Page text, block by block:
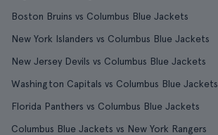
Boston Bruins vs Columbus Blue Jackets
New York Islanders vs Columbus Blue Jackets
New Jersey Devils vs Columbus Blue Jackets
Washington Capitals vs Columbus Blue Jackets
Florida Panthers vs Columbus Blue Jackets
Columbus Blue Jackets vs New York Rangers